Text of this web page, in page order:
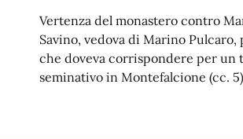
Vertenza del monastero contro
Savino, vedova di Marino Pulcaro,
che doveva corrispondere per
seminativo in Montefalcione (cc. 5)